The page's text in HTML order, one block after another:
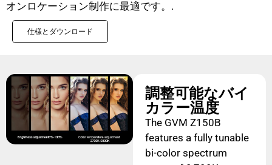
オンロケーション制作に最適です。.
仕様とダウンロード
調整可能なバイ
カラー温度
The GVM Z150B
features a fully tunable
bi-color spectrum